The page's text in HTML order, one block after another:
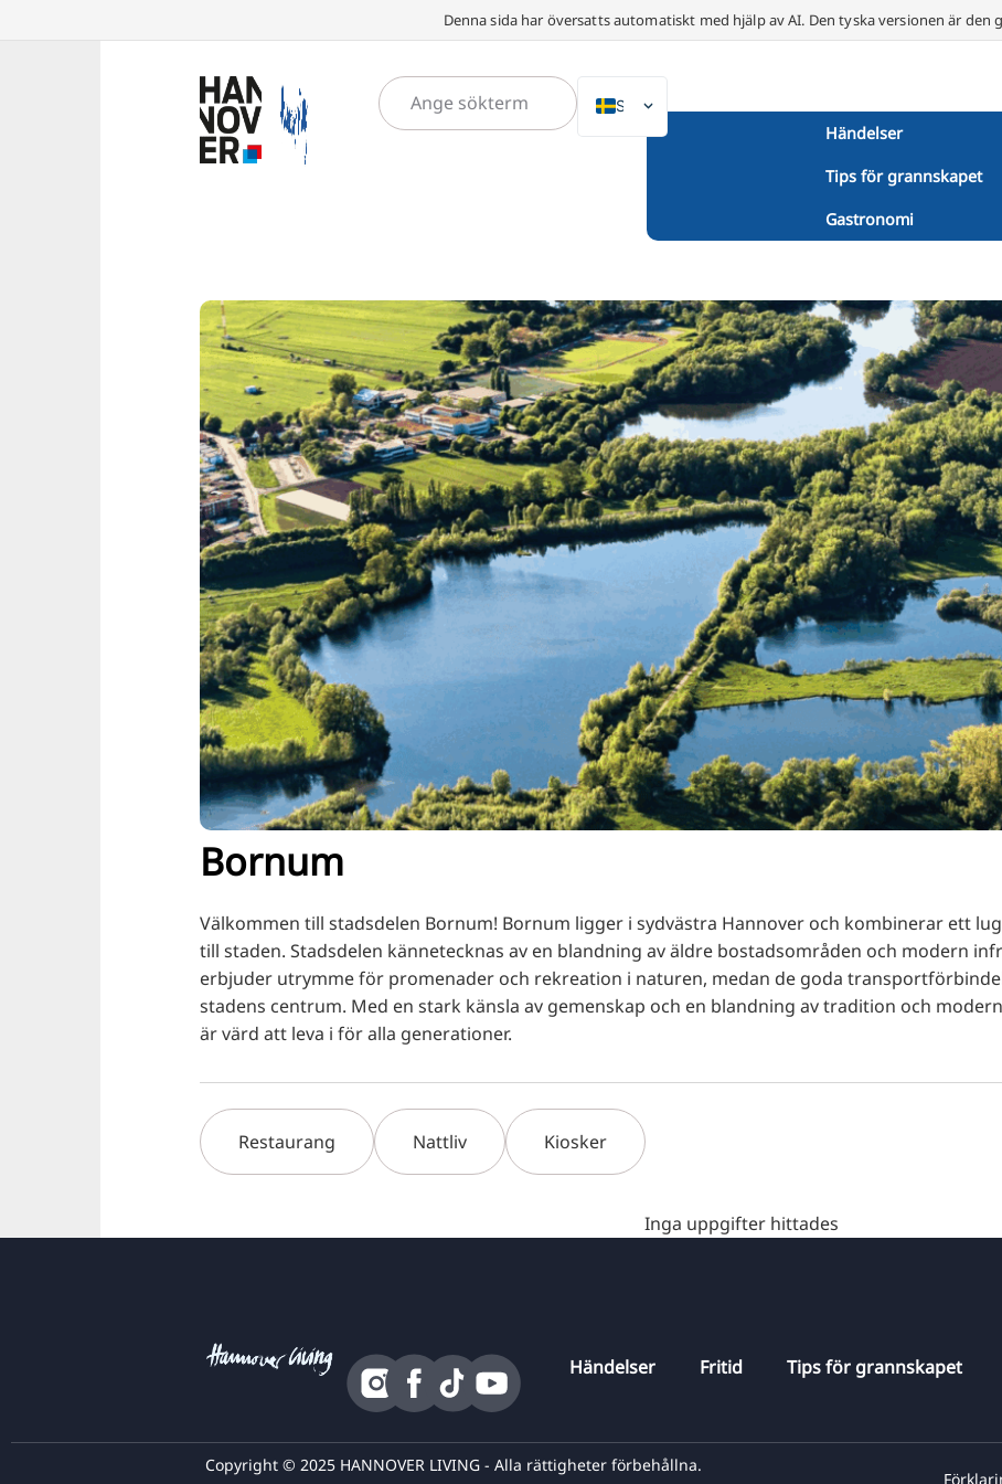
Denna sida har översatts automatiskt med hjälp av AI. Den tyska versionen är den
DE
IT
DA
FR
PT
TR
RU
FI
UK
BG
Händelser
Tips för grannskapet
Gastronomi
Bornum
Välkommen till stadsdelen Bornum! Bornum ligger i sydvästra Hannover och kombinerar ett
till staden. Stadsdelen kännetecknas av en blandning av äldre bostadsområden och modern
erbjuder utrymme för promenader och rekreation i naturen, medan de goda
stadens centrum. Med en stark känsla av gemenskap och en blandning av tradition och
är värd att leva i för alla generationer.
Restaurang Nattliv Kiosker
Inga uppgifter hittades
Händelser Fritid Tips för grannskapet
Copyright © 2025 HANNOVER LIVING - Alla rättigheter förbehållna.